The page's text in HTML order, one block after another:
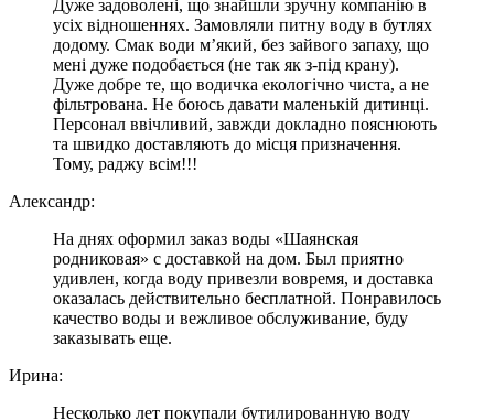
Дуже задоволені, що знайшли зручну компанію в
усіх відношеннях. Замовляли питну воду в бутлях
додому. Смак води м’який, без зайвого запаху, що
мені дуже подобається (не так як з-під крану).
Дуже добре те, що водичка екологічно чиста, а не
фільтрована. Не боюсь давати маленькій дитинці.
Персонал ввічливий, завжди докладно пояснюють
та швидко доставляють до місця призначення.
Тому, раджу всім!!!
Александр:
На днях оформил заказ воды «Шаянская
родниковая» с доставкой на дом. Был приятно
удивлен, когда воду привезли вовремя, и доставка
оказалась действительно бесплатной. Понравилось
качество воды и вежливое обслуживание, буду
заказывать еще.
Ирина:
Несколько лет покупали бутилированную воду